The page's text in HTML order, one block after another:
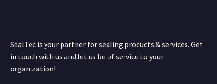
SealTec is your partner for sealing products & services. Get
in touch with us and let us be of service to your
organization!